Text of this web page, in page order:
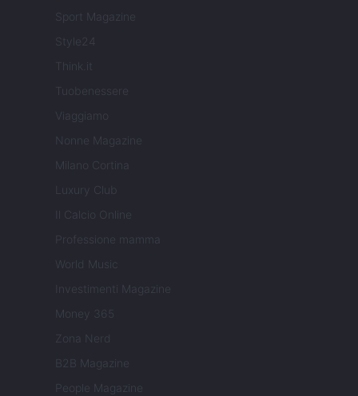
Sport Magazine
Style24
Think.it
Tuobenessere
Viaggiamo
Nonne Magazine
Milano Cortina
Luxury Club
Il Calcio Online
Professione mamma
World Music
Investimenti Magazine
Money 365
Zona Nerd
B2B Magazine
People Magazine